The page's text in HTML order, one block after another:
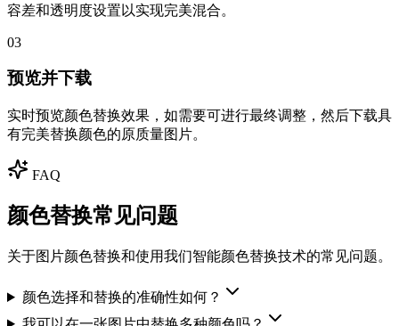
容差和透明度设置以实现完美混合。
03
预览并下载
实时预览颜色替换效果，如需要可进行最终调整，然后下载具
有完美替换颜色的原质量图片。
FAQ
颜色替换常见问题
关于图片颜色替换和使用我们智能颜色替换技术的常见问题。
颜色选择和替换的准确性如何？